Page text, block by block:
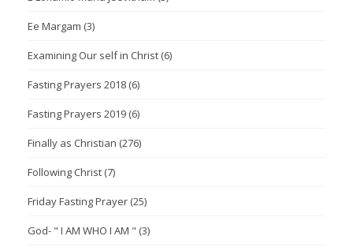
Ee Margam (3)
Examining Our self in Christ (6)
Fasting Prayers 2018 (6)
Fasting Prayers 2019 (6)
Finally as Christian (276)
Following Christ (7)
Friday Fasting Prayer (25)
God- " I AM WHO I AM " (3)